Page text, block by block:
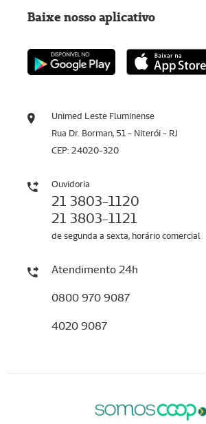
Unimed Leste Fluminense
Rua Dr. Borman, 51 - Niterói - RJ
CEP: 24020-320
Ouvidoria
21 3803-1120
21 3803-1121
de segunda a sexta, horário comercial
Atendimento 24h
0800 970 9087
4020 9087
Baixe nosso aplicativo